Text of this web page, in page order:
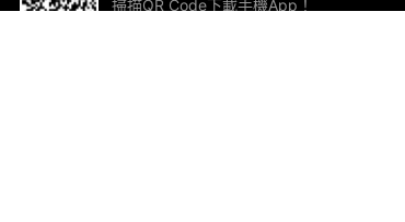
掃描QR Code下載手機App！